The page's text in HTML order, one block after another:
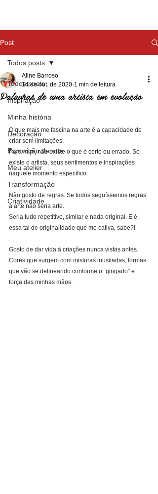
Post
Todos posts
Inspiração
Minha história
Decoração
Exposição de arte
Meu atelier
Transformação
Criatividade
Todos posts
Palavras de uma artista em evolução
Aline Barroso
14 de out. de 2020 1 min de leitura
O que mais me fascina na arte é a capacidade de
criar sem limitações.
Para mim, não existe o que é certo ou errado. Só
existe o artista, seus sentimentos e inspirações
naquele momento específico.
Não gosto de regras. Se todos seguíssemos regras
a arte não seria arte.
Seria tudo repetitivo, similar e nada original. E é
essa tal de originalidade que me cativa, sabe?!
Gosto de dar vida à criações nunca vistas antes.
Cores que surgem com misturas inusitadas, formas
que vão se delineando conforme o “gingado” e
força das minhas mãos.